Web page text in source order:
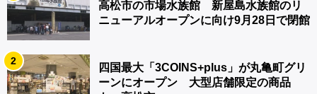
高松市の市場水族館 新屋島水族館のリ
ニューアルオープンに向け9月28日で閉館
2
四国最大「3COINS+plus」が丸亀町グリ
ーンにオープン 大型店舗限定の商品